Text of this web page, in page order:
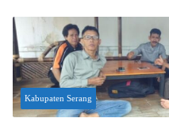
Kabupaten Serang